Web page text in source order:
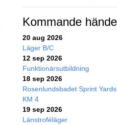
Kommande
20 aug 2026
Läger B/C
12 sep 2026
Funktionärsutbildning
18 sep 2026
Rosenlundsbadet Sprint Yards
KM 4
19 sep 2026
Länstroféläger